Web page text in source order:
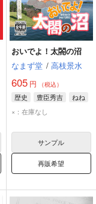
おいでよ！太閤の沼
なまず堂 / 高枝景水
605円 （税込）
歴史 豊臣秀吉
ねね
×：在庫なし
サンプル
再販希望